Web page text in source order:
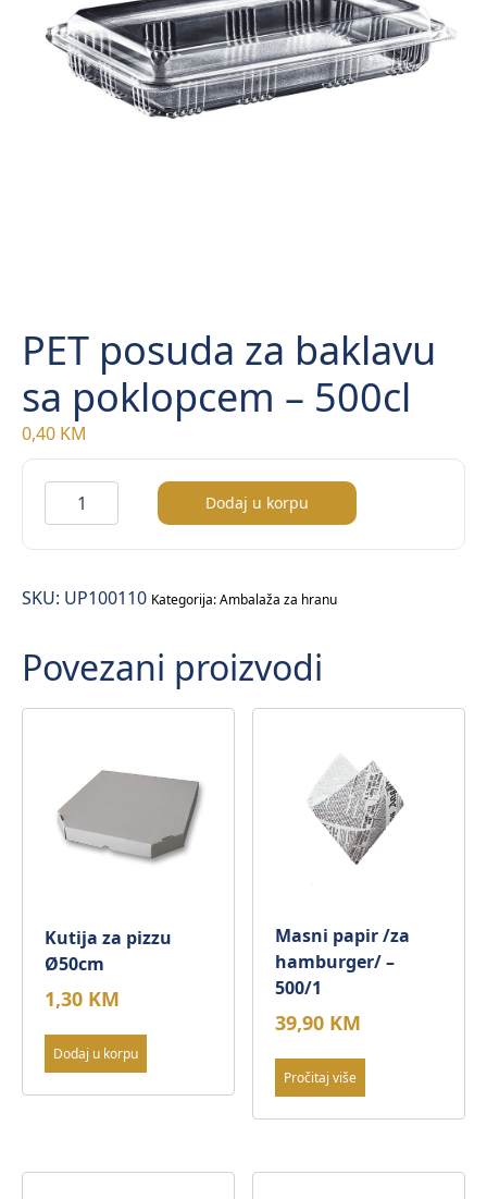
PET posuda za baklavu
sa poklopcem – 500cl
0,40 KM
posuda
za
sa
–
500cl
količina
Dodaj u korpu
SKU: UP100110 Kategorija:Ambalaža za hranu
Povezani proizvodi
Kutija za pizzu
Ø50cm
1,30 KM
Dodaj u korpu
Masni papir /za
hamburger/ –
500/1
39,90 KM
Pročitaj više